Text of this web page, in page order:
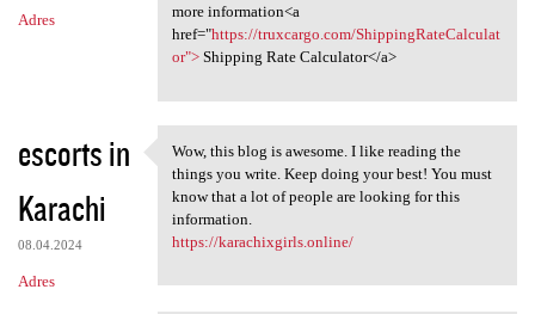
Adres
more information<a
href="https://truxcargo.com/ShippingRateCalculat
or">Shipping Rate Calculator</a>
escorts in
Karachi
08.04.2024
Adres
Wow, this blog is awesome. I
Wow, this blog is awesome. I like reading the
things you write. Keep doing your best! You must
know that a lot of people are looking for this
information.
https://karachixgirls.online/